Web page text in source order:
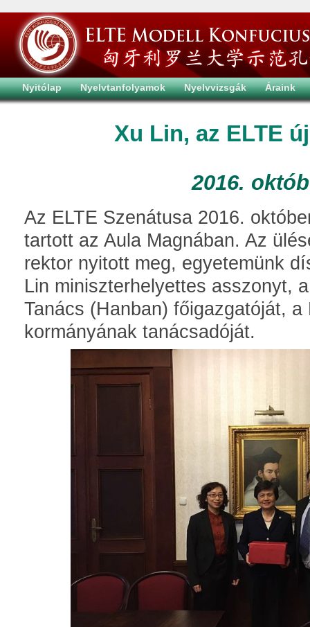
Nyitólap Nyelvtanfolyamok Nyelvvizsgák Áraink
Xu Lin, az ELTE
2016.
Az ELTE Szenátusa 2016.
tartott az Aula Magnában. Az
rektor nyitott meg, egyetemünk
Lin miniszterhelyettes asszonyt,
Tanács (Hanban) főigazgatóját,
kormányának tanácsadóját.